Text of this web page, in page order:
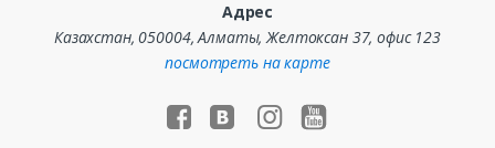
Адрес
Казахстан, 050004, Алматы, Желтоксан 37, офис 123
посмотреть на карте